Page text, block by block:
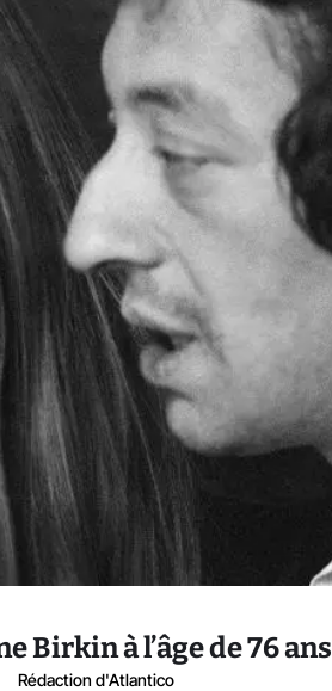
Birkin à l’âge de 76 ans
Rédaction d'Atlantico